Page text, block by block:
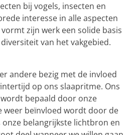
bij vogels, insecten en
interesse in alle aspecten
zijn werk een solide basis
van het vakgebied.
andere bezig met de invloed
op ons slaapritme. Ons
bepaald door onze
weer beïnvloed wordt door de
belangrijkste lichtbron en